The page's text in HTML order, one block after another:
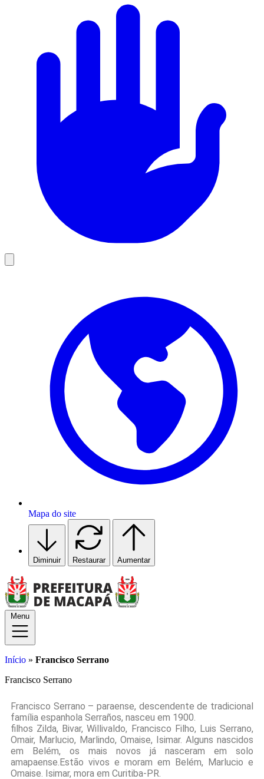
de
Mapa do site
Diminuir Restaurar Aumentar
Menu
Início » Francisco Serrano
Francisco Serrano
Francisco Serrano – paraense, descendente de tradicional
família espanhola Serraños, nasceu em 1900.
filhos Zilda, Bivar, Willivaldo, Francisco Filho, Luis Serrano,
Omair, Marlucio, Marlindo, Omaise, Isimar. Alguns nascidos
em Belém, os mais novos já nasceram em solo
amapaense.Estão vivos e moram em Belém, Marlucio e
Omaise. Isimar, mora em Curitiba-PR.